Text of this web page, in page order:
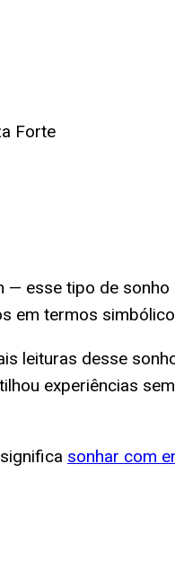
Forte
esse tipo de
em termos
leituras desse
experiências
sonhar com